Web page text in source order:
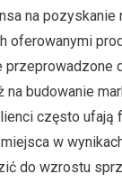
na pozyskanie
oferowanymi
przeprowadzone
na budowanie
często ufają
w
do wzrostu